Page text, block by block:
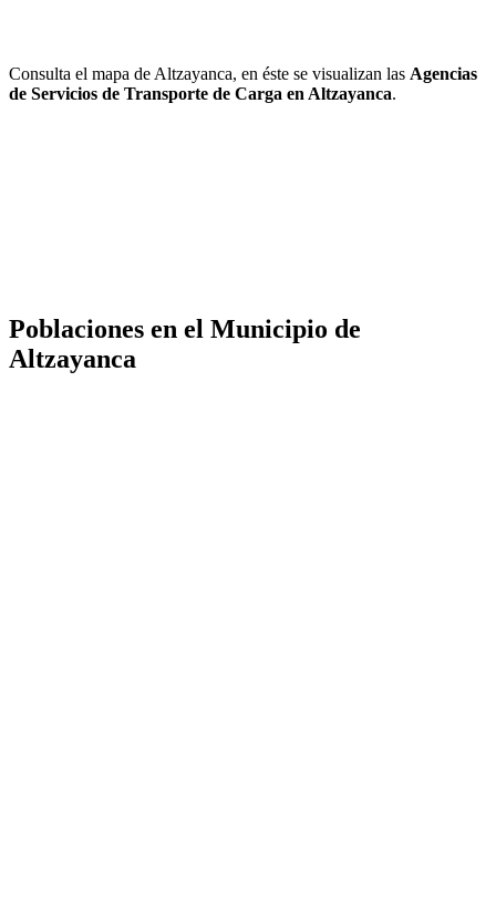
Consulta el mapa de Altzayanca, en éste se visualizan las Agencias
de Servicios de Transporte de Carga en Altzayanca.
Poblaciones en el Municipio de
Altzayanca